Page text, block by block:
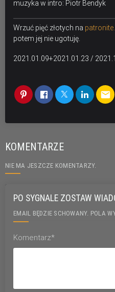
muzyka w intro: Piotr Bendyk
Wrzuć pięć złotych na
potem jej nie ugotuję.
2021.01.09+2021.01.23 /
email
KOMENTARZE
NIE MA JESZCZE KOMENTARZY.
PO SYGNALE ZOSTAW
EMAIL BĘDZIE SCHOWANY. POLA
Komentarz*